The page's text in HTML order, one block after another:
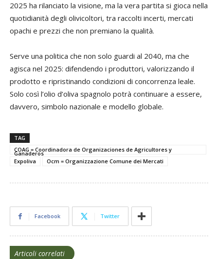
2025 ha rilanciato la visione, ma la vera partita si gioca nella
quotidianità degli olivicoltori, tra raccolti incerti, mercati
opachi e prezzi che non premiano la qualità.
Serve una politica che non solo guardi al 2040, ma che
agisca nel 2025: difendendo i produttori, valorizzando il
prodotto e ripristinando condizioni di concorrenza leale.
Solo così l’olio d’oliva spagnolo potrà continuare a essere,
davvero, simbolo nazionale e modello globale.
TAG
COAG = Coordinadora de Organizaciones de Agricultores y
Ganaderos
Expoliva
Ocm = Organizzazione Comune dei Mercati
Facebook Twitter
Articoli correlati